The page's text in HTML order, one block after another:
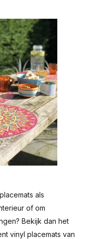
als
of om
Bekijk dan het
vinyl placemats van